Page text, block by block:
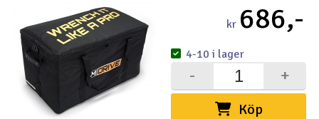
Solenergi
Verktyg, utrustning och tillbehör
Presentkort
kr 686,-
Köp
+
-
4-10 i lager